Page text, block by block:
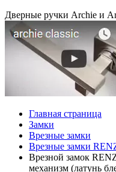
Дверные ручки Archie и
Главная страница
Замки
Врезные замки
Врезные замки
Врезной замок
механизм (латунь